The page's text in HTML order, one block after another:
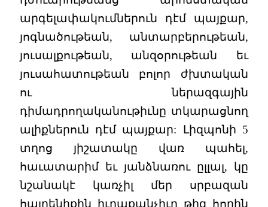
արգելափակումներուն դէմ պայքար,
յոգնածութեան, անտարբերութեան,
յուսալքութեան, անզօրութեան եւ
յուսահատութեան բոլոր ժխտական
ու ներազգային
դիմադրողականութիւնը տկարացնող
ալիքներուն դէմ պայքար: Լիզպոնի 5
տղոց յիշատակը վառ պահել,
հաւատարիմ եւ յանձնառու ըլլալ, կը
նշանակէ կառչիլ մեր սրբազան
հայրենիքին իւրաքանչիւր թիզ հողին